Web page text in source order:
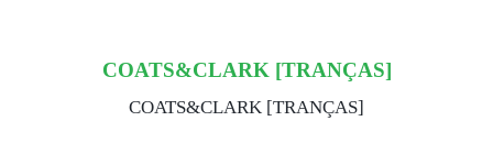
COATS&CLARK [TRANÇAS]
COATS&CLARK [TRANÇAS]